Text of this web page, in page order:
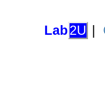
Lab2U